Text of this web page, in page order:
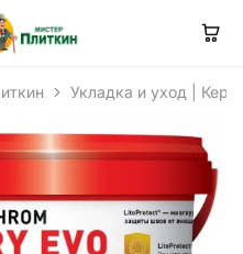
Укладка и уход |